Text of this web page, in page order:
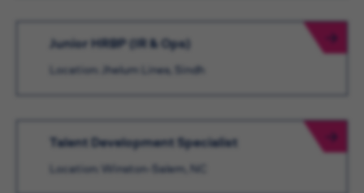
Junior HRBP (IR & Ops)
Location: Jhelum Lines, Sindh
Talent Development Specialist
Location: Winston-Salem, NC